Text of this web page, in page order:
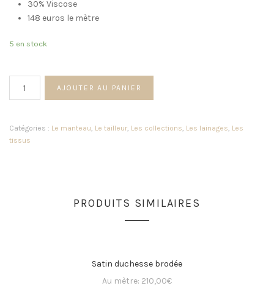
30% Viscose
148 euros le mètre
5 en stock
à
motifs
AJOUTER AU PANIER
Catégories : Le manteau, Le tailleur, Les collections, Les lainages, Les
tissus
PRODUITS SIMILAIRES
Satin duchesse brodée
Au mètre: 210,00€